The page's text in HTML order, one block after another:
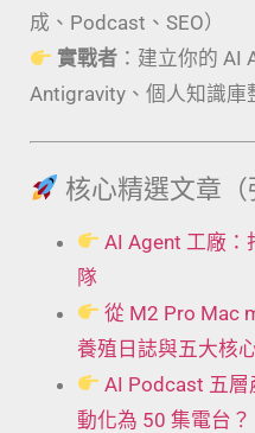
成、Podcast、SEO）
實戰者 ：建立你的 AI
Antigravity、個人知識庫
核心精選文章（
AI Agent 工廠：
隊
從 M2 Pro Mac
養殖日誌與五大核
AI Podcast 五層
動化為 50 集電台？